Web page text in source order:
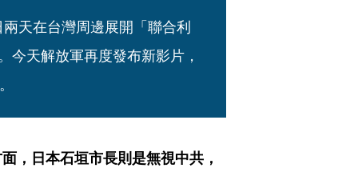
天在台灣周邊展開「聯合利
今天解放軍再度發布新影片，
，日本石垣市長則是無視中共，